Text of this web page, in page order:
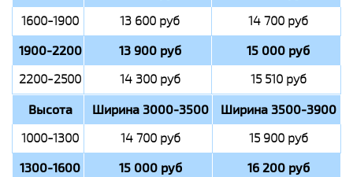
1600-1900 13 600 руб 14 700 руб
1900-2200 13 900 руб 15 000 руб
2200-2500 14 300 руб 15 510 руб
Высота Ширина 3000-3500 Ширина 3500-3900
1000-1300 14 700 руб 15 900 руб
1300-1600 15 000 руб 16 200 руб